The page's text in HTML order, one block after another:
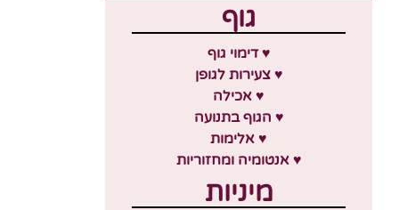
גוף
♥ דימוי גוף
♥ צעירות לגופן
♥ אכילה
♥ הגוף בתנועה
♥ אלימות
♥ אנטומיה ומחזוריות
מיניות